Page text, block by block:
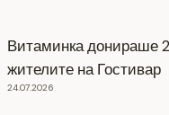
Витаминка донираше
жителите на Гостивар
24.07.2026